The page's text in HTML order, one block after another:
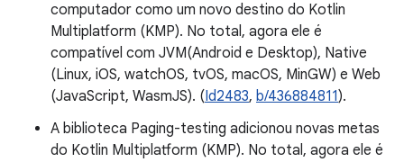
computador como um novo destino do Kotlin
Multiplatform (KMP). No total, agora ele é
compatível com JVM(Android e Desktop), Native
(Linux, iOS, watchOS, tvOS, macOS, MinGW) e Web
(JavaScript, WasmJS). (Id2483, b/436884811).
A biblioteca Paging-testing adicionou novas metas
do Kotlin Multiplatform (KMP). No total, agora ele é